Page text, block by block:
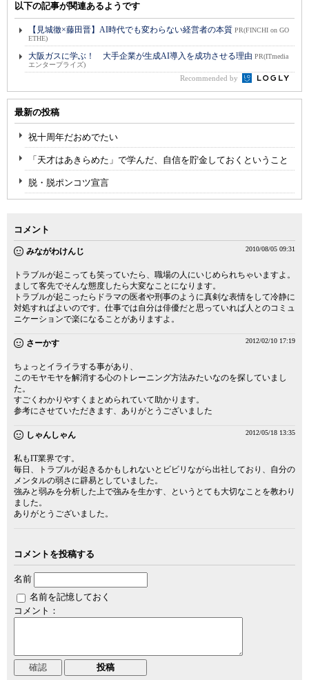
以下の記事が関連あるようです
【見城徹×藤田晋】AI時代でも変わらない経営者の本質 PR(FINCHI on GO
ETHE)
大阪ガスに学ぶ！ 大手企業が生成AI導入を成功させる理由 PR(ITmedia
エンタープライズ)
Recommended by
最新の投稿
祝十周年だおめでたい
「天才はあきらめた」で学んだ、自信を貯金しておくということ
脱・脱ポンコツ宣言
コメント
みながわけんじ 2010/08/05 09:31
トラブルが起こっても笑っていたら、職場の人にいじめられちゃいますよ。
まして客先でそんな態度したら大変なことになります。
トラブルが起こったらドラマの医者や刑事のように真剣な表情をして冷静に
対処すればよいのです。仕事では自分は俳優だと思っていれば人とのコミュ
ニケーションで楽になることがありますよ。
さーかす 2012/02/10 17:19
ちょっとイライラする事があり、
このモヤモヤを解消する心のトレーニング方法みたいなのを探していまし
た。
すごくわかりやすくまとめられていて助かります。
参考にさせていただきます、ありがとうございました
しゃんしゃん 2012/05/18 13:35
私もIT業界です。
毎日、トラブルが起きるかもしれないとビビリながら出社しており、自分の
メンタルの弱さに辟易としていました。
強みと弱みを分析した上で強みを生かす、というとても大切なことを教わり
ました。
ありがとうございました。
コメントを投稿する
名前
名前を記憶しておく
コメント：